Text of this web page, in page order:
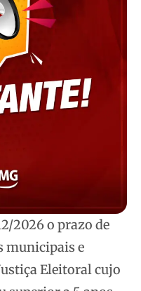
2026 o prazo de
municipais e
Eleitoral cujo